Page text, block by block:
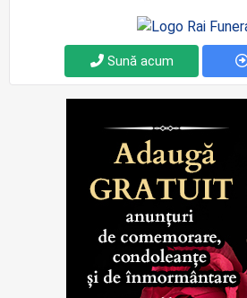
Sună acum